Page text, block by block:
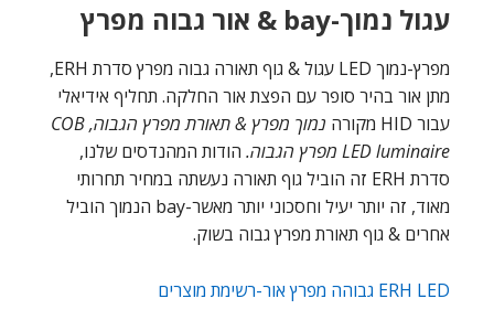
עגול נמוך-bay & אור גבוה מפרץ
מפרץ-נמוך LED עגול & גוף תאורה גבוה מפרץ סדרת ERH,
מתן אור בהיר סופר עם הפצת אור החלקה. תחליף אידיאלי
עבור HID מקורה
נמוך מפרץ & תאורת מפרץ הגבוה, COB
LED luminaire מפרץ הגבוה.
הודות המהנדסים שלנו,
סדרת ERH זה הוביל גוף תאורה נעשתה במחיר תחרותי
מאוד, זה יותר יעיל וחסכוני יותר מאשר-bay הנמוך הוביל
אחרים & גוף תאורת מפרץ גבוה בשוק.
ERH LED גבוהה מפרץ אור-רשימת מוצרים